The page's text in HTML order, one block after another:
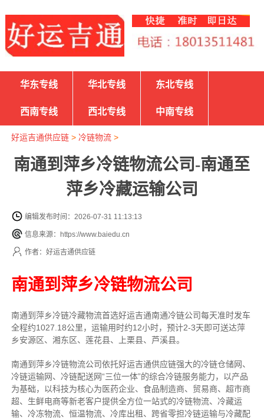
华东专线 华北专线 东北专线
西南专线 西北专线 中南专线
好运吉通供应链> 冷链物流>
南通到萍乡冷链物流公司-南通至
萍乡冷藏运输公司
编辑发布时间：2026-07-31 11:13:13
信息来源：https://www.baiedu.cn
作者：好运吉通供应链
南通到萍乡冷链物流公司
南通到萍乡冷链冷藏物流首选好运吉通南通冷链公司每天准时发车
全程约1027.18公里，运输用时约12小时，预计2-3天即可送达萍
乡安源区、湘东区、莲花县、上栗县、芦溪县。
南通到萍乡冷链物流公司依托好运吉通供应链强大的冷链仓储网、
冷链运输网、冷链配送网“三位一体”的综合冷链服务能力，以产品
为基础，以科技为核心为医药企业、食品制造商、贸易商、超市商
超、生鲜电商等新老客户提供全方位一站式的冷链物流、冷藏运
输、冷冻物流、恒温物流、冷库出租、跨省零担冷链运输与冷藏配